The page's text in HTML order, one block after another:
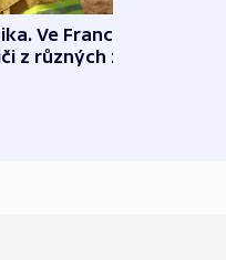
Ve Francii
z různých zemí